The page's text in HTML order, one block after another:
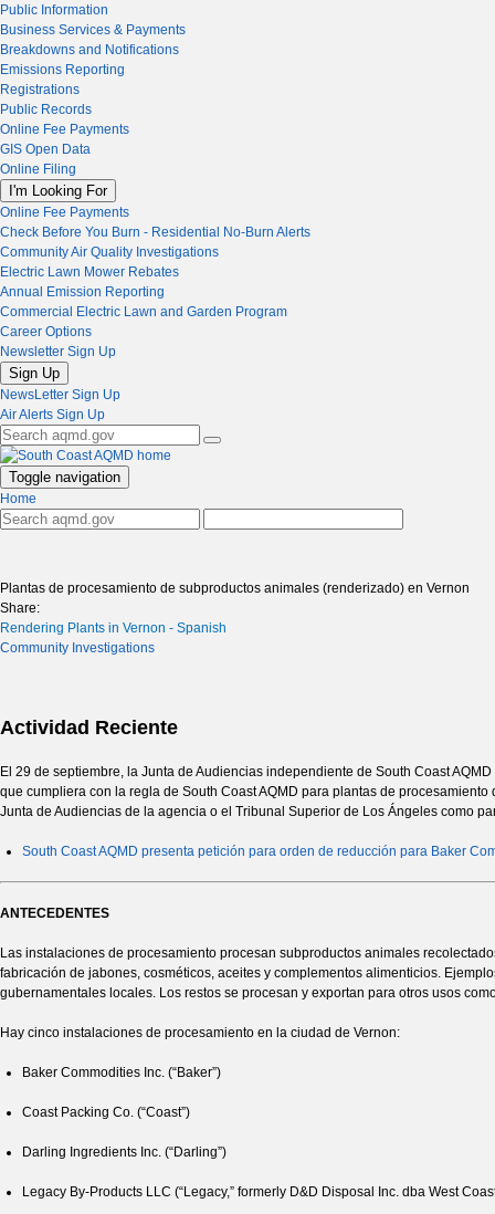
Public Information
Business Services & Payments
Breakdowns and Notifications
Emissions Reporting
Registrations
Public Records
Online Fee Payments
GIS Open Data
Online Filing
I'm Looking For
Online Fee Payments
Check Before You Burn - Residential No-Burn Alerts
Community Air Quality Investigations
Electric Lawn Mower Rebates
Annual Emission Reporting
Commercial Electric Lawn and Garden Program
Career Options
Newsletter Sign Up
Sign Up
NewsLetter Sign Up
Air Alerts Sign Up
Toggle navigation
Home
Plantas de procesamiento de subproductos animales (renderizado) en Vernon
Share:
Rendering Plants in Vernon - Spanish
Community Investigations
Actividad Reciente
El 29 de septiembre, la Junta de Audiencias independiente de South Coast
que cumpliera con la regla de South Coast AQMD para plantas de
Junta de Audiencias de la agencia o el Tribunal Superior de Los Ángeles como
South Coast AQMD presenta petición para orden de reducción para Baker
ANTECEDENTES
Las instalaciones de procesamiento procesan subproductos animales
fabricación de jabones, cosméticos, aceites y complementos alimenticios.
gubernamentales locales. Los restos se procesan y exportan para otros usos
Hay cinco instalaciones de procesamiento en la ciudad de Vernon:
Baker Commodities Inc. (“Baker”)
Coast Packing Co. (“Coast”)
Darling Ingredients Inc. (“Darling”)
Legacy By-Products LLC (“Legacy,” formerly D&D Disposal Inc. dba West